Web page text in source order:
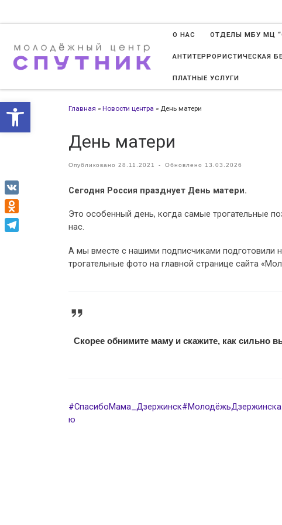
Открыть панель инструментов
О НАС ОТДЕЛЫ МБУ МЦ
АНТИТЕРРОРИСТИЧЕСКАЯ
ПЛАТНЫЕ УСЛУГИ
Главная » Новости центра » День матери
День матери
Опубликовано 28.11.2021 - Обновлено 13.03.2026
Сегодня Россия празднует День матери.
Это особенный день, когда самые трогательные
нас.
А мы вместе с нашими подписчиками
трогательные фото на главной странице сайта
Скорее обнимите маму и скажите, как сильно
#СпасибоМама_Дзержинск#МолодёжьДзержинска
ю
VK
Odnoklassniki